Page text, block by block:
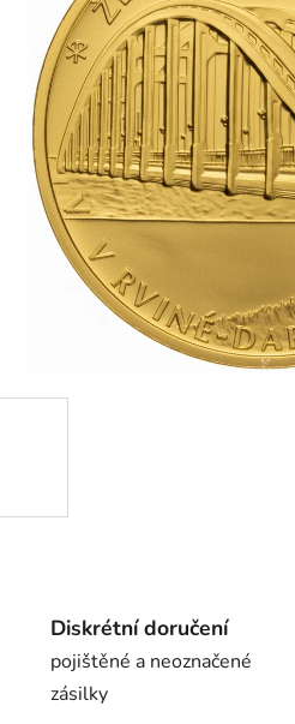
Diskrétní doručení
pojištěné a neoznačené
zásilky